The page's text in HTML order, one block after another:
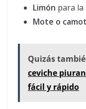
Limón para la
Mote o
Quizás
ceviche
fácil y rápido